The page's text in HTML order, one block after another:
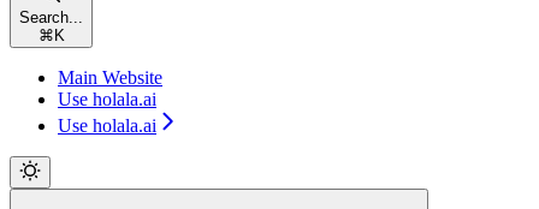
Search...
⌘ K
Main Website
Use holala.ai
Use holala.ai